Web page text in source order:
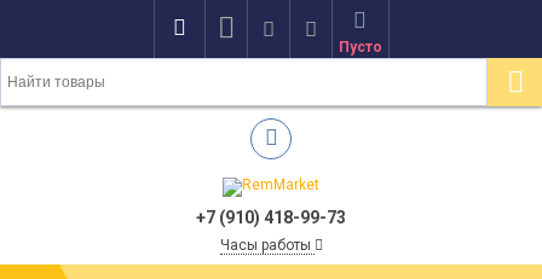
Пусто
+7 (910) 418-99-73
Часы работы